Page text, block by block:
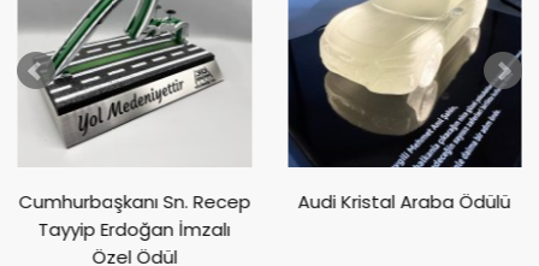
Cumhurbaşkanı Sn. Recep
Tayyip Erdoğan İmzalı
Özel Ödül
Audi Kristal Araba Ödülü